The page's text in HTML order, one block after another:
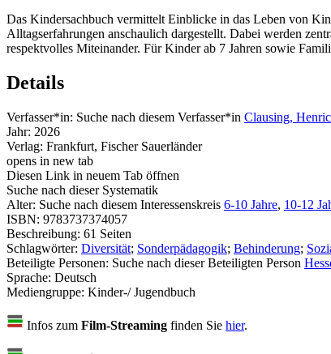
Das Kindersachbuch vermittelt Einblicke in das Leben von
Alltagserfahrungen anschaulich dargestellt. Dabei werden
respektvolles Miteinander. Für Kinder ab 7 Jahren sowie
Details
Verfasser*in: Suche nach diesem Verfasser*in Clausing,
Jahr: 2026
Verlag: Frankfurt, Fischer Sauerländer
opens in new tab
Diesen Link in neuem Tab öffnen
Suche nach dieser Systematik
Alter: Suche nach diesem Interessenskreis 6-10 Jahre, 10-12
ISBN: 9783737374057
Beschreibung: 61 Seiten
Schlagwörter: Diversität; Sonderpädagogik; Behinderung;
Beteiligte Personen: Suche nach dieser Beteiligten Person
Sprache: Deutsch
Mediengruppe: Kinder-/ Jugendbuch
Infos zum Film-Streaming finden Sie hier.